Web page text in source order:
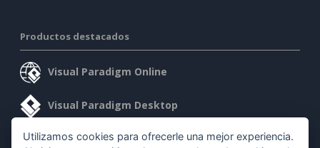
Productos destacados
Visual Paradigm Online
Visual Paradigm Desktop
Utilizamos cookies para ofrecerle una mejor experiencia.